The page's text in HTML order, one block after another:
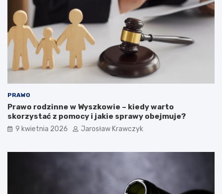
PRAWO
Prawo rodzinne w Wyszkowie – kiedy warto
skorzystać z pomocy i jakie sprawy obejmuje?
9 kwietnia 2026 Jarosław Krawczyk